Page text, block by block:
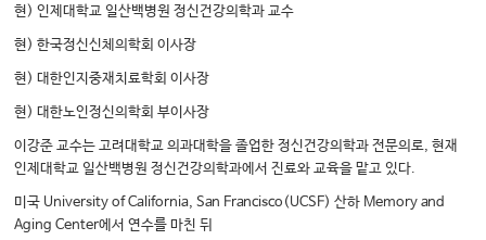
현) 인제대학교 일산백병원 정신건강의학과 교수
현) 한국정신신체의학회 이사장
현) 대한인지중재치료학회 이사장
현) 대한노인정신의학회 부이사장
이강준 교수는 고려대학교 의과대학을 졸업한 정신건강의학과 전문의로, 현재
인제대학교 일산백병원 정신건강의학과에서 진료와 교육을 맡고 있다.
미국 University of California, San Francisco(UCSF) 산하 Memory and
Aging Center에서 연수를 마친 뒤